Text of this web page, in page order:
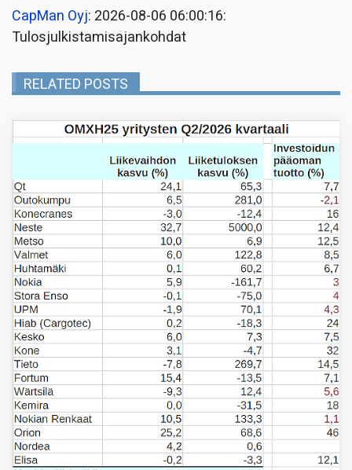
CapMan Oyj: 2026-08-06 06:00:16:
Tulosjulkistamisajankohdat
RELATED POSTS